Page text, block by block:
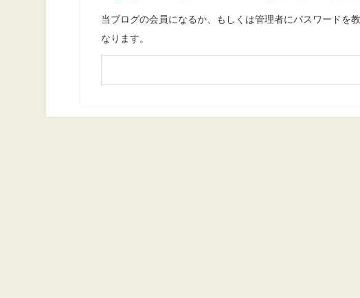
当ブログの会員になるか、もしくは管理者にパスワードを
なります。